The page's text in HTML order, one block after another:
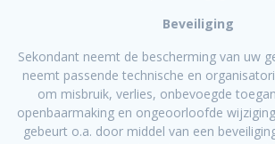
Beveiliging
Sekondant neemt de bescherming van uw
neemt passende technische en
om misbruik, verlies, onbevoegde
openbaarmaking en ongeoorloofde
gebeurt o.a. door middel van een